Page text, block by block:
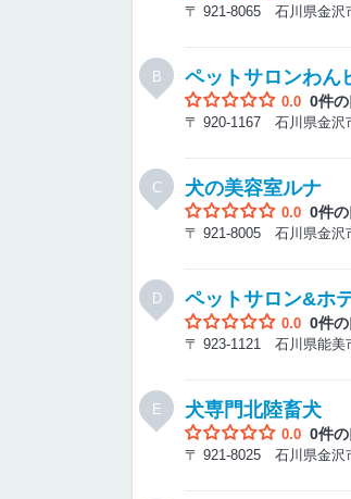
〒 921-8065 石川県金沢
B ペットサロンわん
0.0 0件の
〒 920-1167 石川県金沢
C 犬の美容室ルナ
0.0 0件の
〒 921-8005 石川県金沢
D ペットサロン&ホ
0.0 0件の
〒 923-1121 石川県能美
E 犬専門北陸畜犬
0.0 0件の
〒 921-8025 石川県金沢